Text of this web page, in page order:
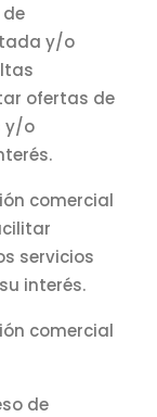
y/o
ofertas de
y/o
comercial
servicios
interés.
comercial
de